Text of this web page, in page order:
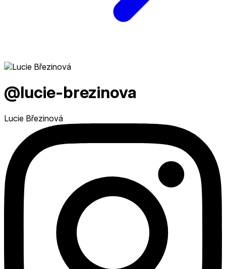
@lucie-brezinova
Lucie Březinová